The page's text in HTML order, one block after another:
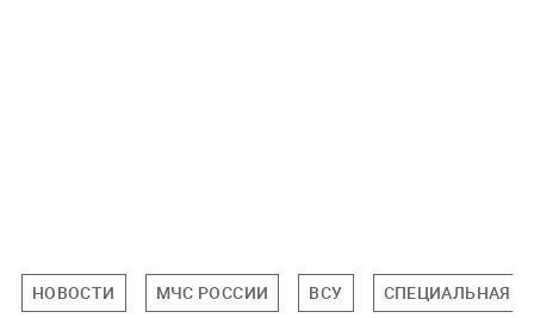
НОВОСТИ МЧС РОССИИ ВСУ СПЕЦИАЛЬНАЯ